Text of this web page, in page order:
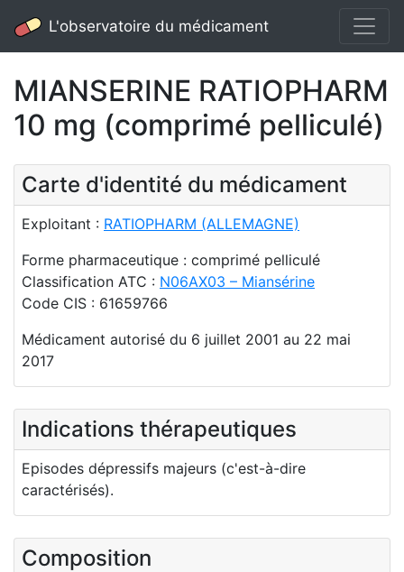
L'observatoire du médicament
MIANSERINE RATIOPHARM
10 mg (comprimé pelliculé)
Carte d'identité du médicament
Exploitant : RATIOPHARM (ALLEMAGNE)
Forme pharmaceutique : comprimé pelliculé
Classification ATC : N06AX03 – Miansérine
Code CIS : 61659766
Médicament autorisé du 6 juillet 2001 au 22 mai
2017
Indications thérapeutiques
Episodes dépressifs majeurs (c'est-à-dire
caractérisés).
Composition